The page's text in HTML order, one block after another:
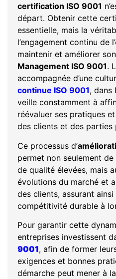
certification ISO 9001
départ. Obtenir cette
essentielle, mais la
l’engagement continu de
maintenir et améliorer son
Management ISO 9001.
accompagnée d’une
continue ISO 9001, dans
veille constamment à
réévaluer ses pratiques
des clients et des parties
Ce processus d’
permet non seulement
de qualité élevées, mais
évolutions du marché et
des clients, assurant ainsi
compétitivité durable à
Pour garantir cette
entreprises investissent
9001, afin de former
exigences et bonnes
démarche peut mener à la